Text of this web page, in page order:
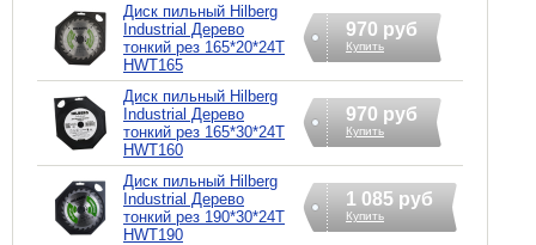
Диск пильный Hilberg
Industrial Дерево
тонкий рез 165*20*24Т
HWT165
970 руб
Купить
Диск пильный Hilberg
Industrial Дерево
тонкий рез 165*30*24Т
HWT160
970 руб
Купить
Диск пильный Hilberg
Industrial Дерево
тонкий рез 190*30*24Т
HWT190
1 085 руб
Купить